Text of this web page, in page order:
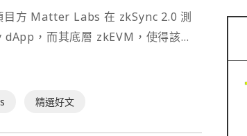
目方 Matter Labs 在 zkSync 2.0 測
，而其底層 zkEVM，使得該
。 對於這個新生的
方在 r/ethereum 進行了一次
精選好文